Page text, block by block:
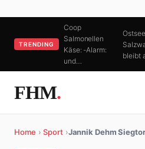
TRENDING
Coop
Salmonellen
Käse: -Alarm:
und…
Ostsee
bleibt
FHM.
Home › Sport ›Jannik Dehm